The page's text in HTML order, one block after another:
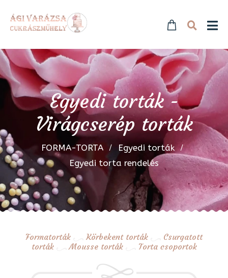
Egyedi torták -
Virágcserép torták
FORMA-TORTA
Egyedi torták
Egyedi torta rendelés
Formatorták Körbekent torták
Csurgatott
torták
Mousse torták Torta csoportok